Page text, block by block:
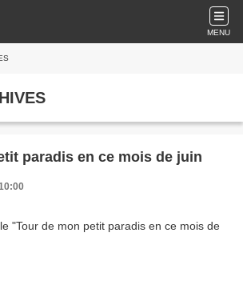
MENU
paradis en ce mois de juin